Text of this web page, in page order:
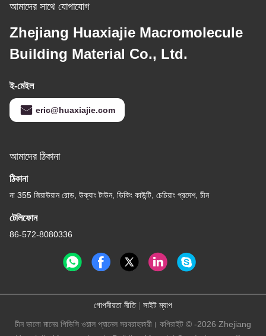
আমাদের সাথে যোগাযোগ
Zhejiang Huaxiajie Macromolecule
Building Material Co., Ltd.
ই-মেইল
eric@huaxiajie.com
আমাদের ঠিকানা
ঠিকানা
না 355 জিয়াউয়ান রোড, উক্যাং টাউন, ডিকিং কাউন্টি, চেচিয়াং প্রদেশ, চীন
টেলিফোন
86-572-8080336
গোপনীয়তা নীতি| সাইট ম্যাপ
চীন ভালো মানের পিভিসি ওয়াল প্যানেল সরবরাহকারী। কপিরাইট © -2026 Zhejiang